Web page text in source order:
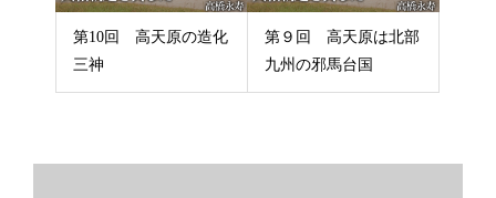
第10回 高天原の造化
三神
第９回 高天原は北部
九州の邪馬台国